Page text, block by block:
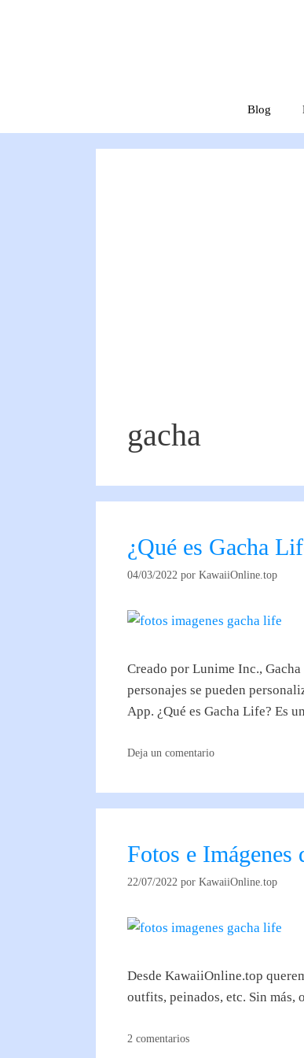
Blog
gacha
¿Qué es Gacha
04/03/2022 por KawaiiOnline.top
Creado por Lunime Inc.,
personajes se pueden
App. ¿Qué es Gacha Life? Es
Deja un comentario
Fotos e Imágenes
22/07/2022 por KawaiiOnline.top
Desde KawaiiOnline.top
outfits, peinados, etc. Sin más,
2 comentarios